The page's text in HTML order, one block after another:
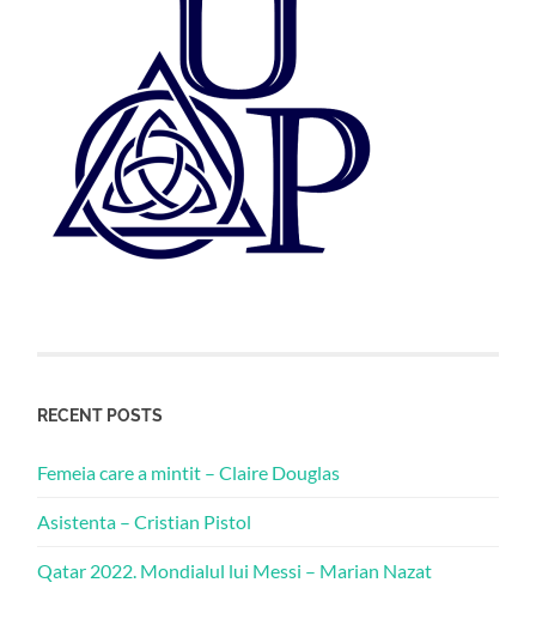
RECENT POSTS
Femeia care a mintit – Claire Douglas
Asistenta – Cristian Pistol
Qatar 2022. Mondialul lui Messi – Marian Nazat